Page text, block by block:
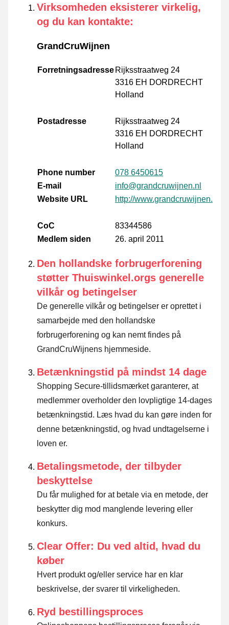
Virksomheden eksisterer virkelig,
og du kan kontakte:
GrandCruWijnen
Forretningsadresse Rijksstraatweg 24
3316 EH DORDRECHT
Holland
Postadresse
Rijksstraatweg 24
3316 EH DORDRECHT
Holland
Phone number
078 6450615
E-mail
info@grandcruwijnen.nl
Website URL
http://www.grandcruwijnen.nl
CoC
83344586
Medlem siden
26. april 2011
Den hollandske forbrugerforening
støtter Thuiswinkel.orgs generelle
vilkår og betingelser
De generelle vilkår og betingelser er oprettet i
samarbejde med den hollandske
forbrugerforening og kan nemt findes på
GrandCruWijnens hjemmeside.
Betænkningstid på mindst 14 dage
Shopping Secure-tillidsmærket garanterer, at
medlemmer overholder den lovpligtige 14-dages
betænkningstid. Læs hvad du kan gøre inden for
denne betænkningstid, og hvad undtagelserne i
loven er.
Betalingsmetode, der tilbyder
beskyttelse
Du får mulighed for at betale via en metode, der
beskytter dig mod manglende levering eller
konkurs.
Clear Offer: Du ved altid, hvad du
køber
Hvert produkt og/eller service har en klar
beskrivelse, der svarer til virkeligheden.
Ryd bestillingsproces